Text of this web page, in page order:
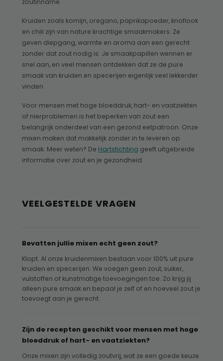
zoutinname.
Kruiden zoals komijn, oregano, paprikapoeder, knoflook
en chili zijn van nature krachtige smaakmakers. Ze
geven diepgang, warmte en aroma aan een gerecht
zonder dat zout nodig is. Je smaakpapillen wennen er
snel aan, en veel mensen ontdekken dat ze de pure
smaak van kruiden en specerijen eigenlijk veel lekkerder
vinden.
Voor mensen met hoge bloeddruk, hart- en vaatziekten
of nierproblemen is het beperken van zout een
belangrijk onderdeel van een gezond eetpatroon. Onze
mixen maken dat makkelijk zonder in te leveren op
smaak. Meer weten? De Hartstichting geeft uitgebreide
informatie over zout en je gezondheid.
VEELGESTELDE VRAGEN
Bevatten jullie mixen echt geen zout?
Klopt. Al onze kruidenmixen bestaan voor 100% uit pure
kruiden en specerijen. We voegen geen zout, suiker,
vulstoffen of kunstmatige toevoegingen toe. Zo krijg jij
alleen pure smaak en bepaal je zelf of en hoeveel zout je
toevoegt aan je gerecht.
Zijn de recepten geschikt voor mensen met hoge
bloeddruk of hart- en vaatziekten?
Onze mixen zijn volledig zoutvrij, wat ze een goede keuze